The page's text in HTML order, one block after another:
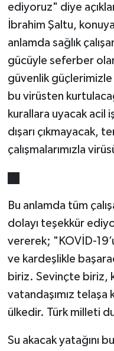
ediyoruz" diye
İbrahim Şaltu,
anlamda sağlık
gücüyle seferber
güvenlik güçlerimizle
bu virüsten
kurallara uyacak acil
dışarı çıkmayacak,
çalışmalarımızla
Bu anlamda tüm
dolayı teşekkür
vererek; "KOVİD-
ve kardeşlikle
biriz. Sevinçte biriz,
vatandaşımız telaşa
ülkedir. Türk milleti
Su akacak yatağını